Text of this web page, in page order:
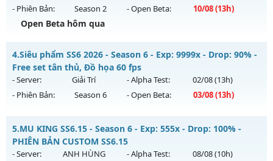
Exp: 1000x - Drop: 30%
Kiểu reset: Reset In Game
Thể loại: Mu Nguyên bản Webzen
Antihack: AntiShield
- Phiên Bản:
Season 2 - Open Beta: 10/08(13h)
Open Beta hôm qua
Train Quái Nhận WC - cày Cuốc Không Mốc Nạp Giá Trị
Mu mới ra tháng 08 2026 - Mở máy chủ
13h ngày 10/08/2626
Exp: 200x - Drop: 20%
Thể loại: Mu Nguyên bản Webzen
Antihack: GameGuard
4.Siêu phẩm SS6 2026 - Season 6 - Exp: 9999x - Drop: 90% -
Free set tân thủ, Đồ họa 60 fps
- Server: Giải Trí - Alpha Test: 02/08(13h)
- Phiên Bản:
Season 6 - Open Beta: 03/08(13h)
Mu mới ra tháng 08 2026 - Mở máy chủ
ngày 03/08/2626
5.MU KING SS6.15 - Season 6 - Exp: 555x - Drop: 100% -
PHIÊN BẢN CUSTOM SS6.15
- Server: ANH HÙNG - Alpha Test: 08/08(10h)